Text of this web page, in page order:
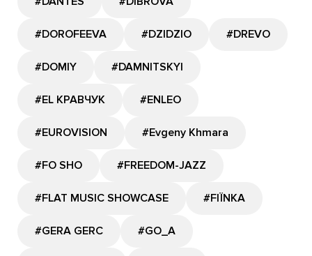
#DOROFEEVA #DZIDZIO #DREVO
#DOMIY #DAMNITSKYI
#EL КРАВЧУК #ENLEO
#EUROVISION #Evgeny Khmara
#FO SHO #FREEDOM-JAZZ
#FLAT MUSIC SHOWCASE #FIЇNKA
#GERA GERC #GО_A